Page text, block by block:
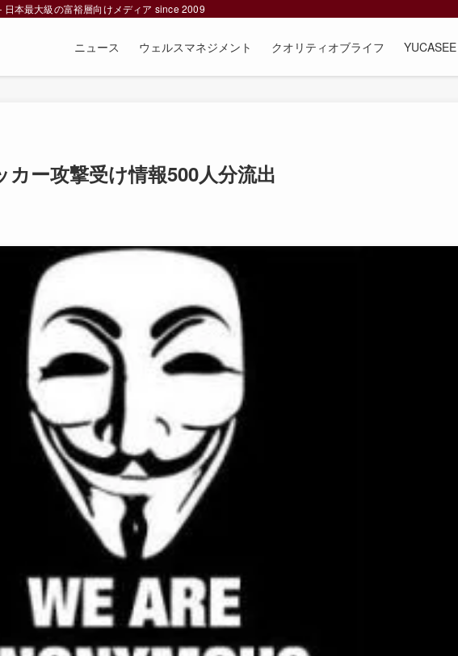
本最大級の富裕層向けメディア since 2009
ニュース ウェルスマネジメント クオリティオブライフ
ー攻撃受け情報500人分流出